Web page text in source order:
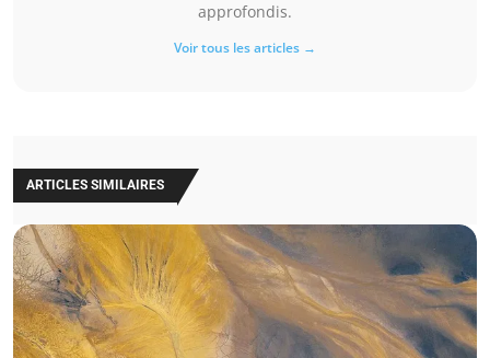
approfondis.
Voir tous les articles →
ARTICLES SIMILAIRES